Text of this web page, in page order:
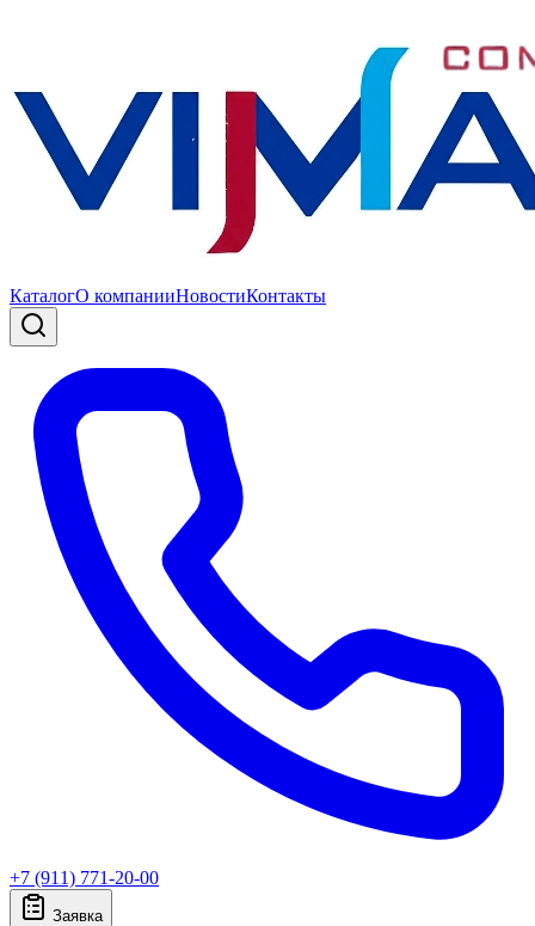
КаталогО компанииНовостиКонтакты
+7 (911) 771-20-00
Заявка